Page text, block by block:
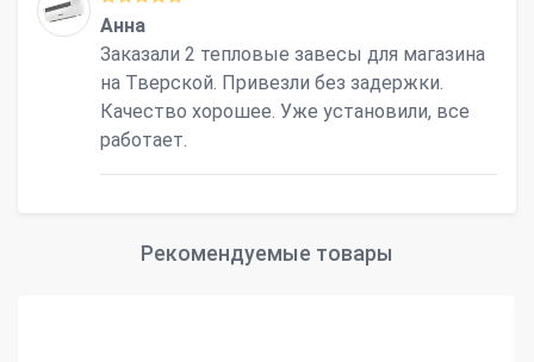
Анна
Заказали 2 тепловые завесы для магазина
на Тверской. Привезли без задержки.
Качество хорошее. Уже установили, все
работает.
Рекомендуемые товары